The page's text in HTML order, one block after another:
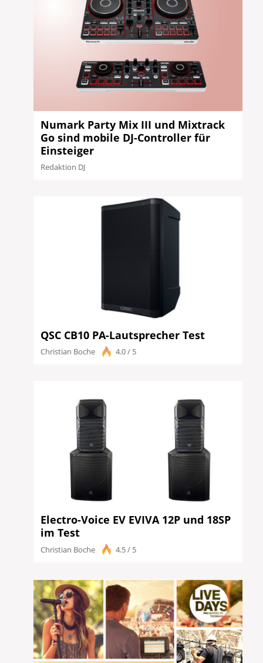
Numark Party Mix III und Mixtrack
Go sind mobile DJ-Controller für
Einsteiger
Redaktion DJ
QSC CB10 PA-Lautsprecher Test
Christian Boche 4.0 / 5
Electro-Voice EV EVIVA 12P und 18SP
im Test
Christian Boche 4.5 / 5